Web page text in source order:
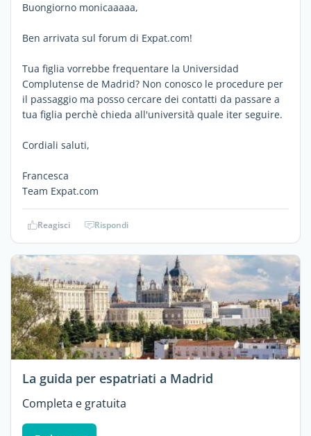
Buongiorno monicaaaaa,
Ben arrivata sul forum di Expat.com!
Tua figlia vorrebbe frequentare la Universidad
Complutense de Madrid? Non conosco le procedure per
il passaggio ma posso cercare dei contatti da passare a
tua figlia perchè chieda all'università quale iter seguire.
Cordiali saluti,
Francesca
Team Expat.com
Reagisci Rispondi
La guida per espatriati a Madrid
Completa e gratuita